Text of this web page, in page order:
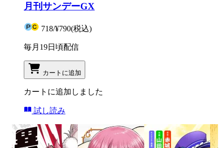
月刊サンデーGX
718/¥790(税込)
毎月19日頃配信
カートに追加
カートに追加しました
試し読み